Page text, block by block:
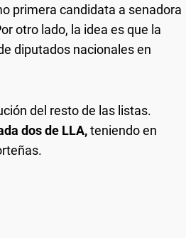
primera candidata a senadora
otro lado, la idea es que la
diputados nacionales en
del resto de las listas.
dos de LLA,teniendo en